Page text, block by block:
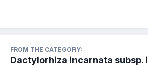
FROM THE CATEGORY:
Dactylorhiza incarnata subsp.